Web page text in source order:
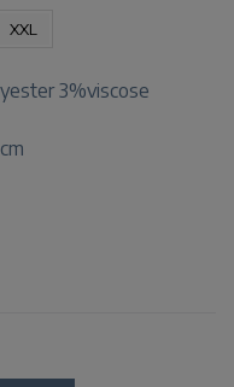
XXL
3%viscose